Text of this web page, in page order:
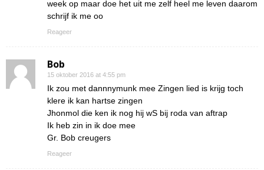
week op maar doe het uit me zelf heel me leven daarom
schrijf ik me oo
Reageer
Bob
15 oktober 2016 at 4:55 pm
Ik zou met dannnymunk mee Zingen lied is krijg toch
klere ik kan hartse zingen
Jhonmol die ken ik nog hij wS bij roda van aftrap
Ik heb zin in ik doe mee
Gr. Bob creugers
Reageer